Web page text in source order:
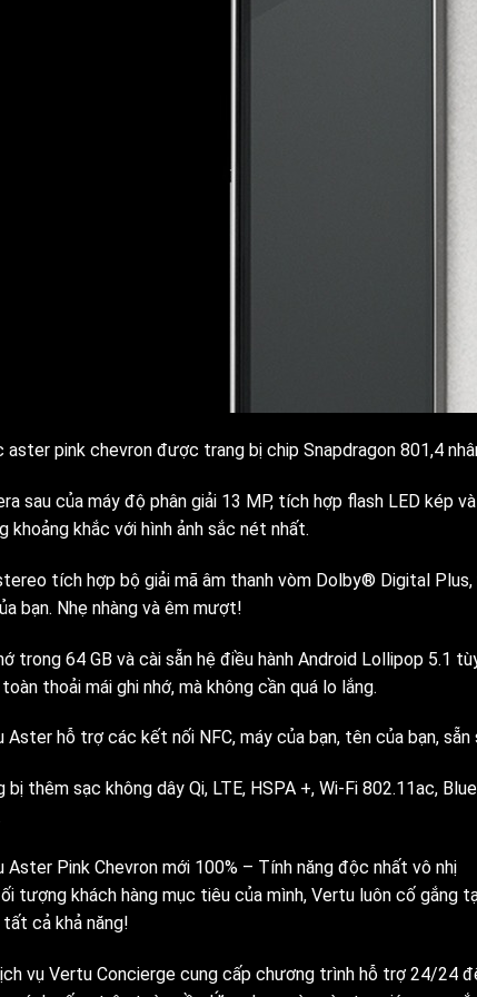
aster pink chevron được trang bị chip Snapdragon 801,4
sau của máy độ phân giải 13 MP, tích hợp flash LED kép
khoảng khắc với hình ảnh sắc nét nhất.
tích hợp bộ giải mã âm thanh vòm Dolby® Digital
bạn. Nhẹ nhàng và êm mượt!
trong 64 GB và cài sẵn hệ điều hành Android Lollipop 5.1
thoải mái ghi nhớ, mà không cần quá lo lắng.
Aster hỗ trợ các kết nối NFC, máy của bạn, tên của bạn,
bị thêm sạc không dây Qi, LTE, HSPA +, Wi-Fi 802.11ac,
Aster Pink Chevron mới 100% – Tính năng độc nhất vô nhị
tượng khách hàng mục tiêu của mình, Vertu luôn cố gắng
tất cả khả năng!
vụ Vertu Concierge cung cấp chương trình hỗ trợ 24/24